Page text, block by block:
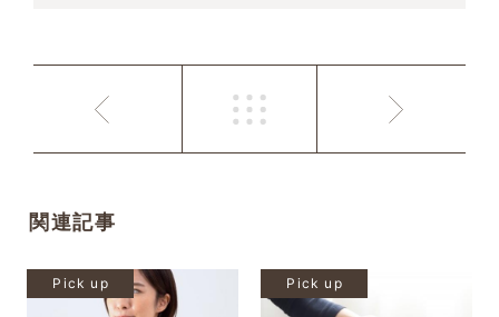
関連記事
Pick up Pick up